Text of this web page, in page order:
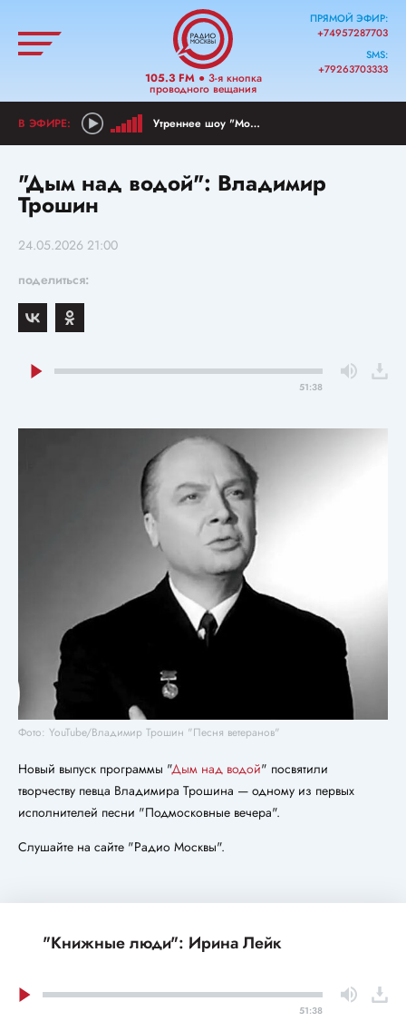
105.3 FM● 3-я кнопка
проводного вещания
ПРЯМОЙ ЭФИР:
+74957287703
SMS:
+79263703333
Утреннее шоу "Мой район"
"Дым над водой": Владимир
Трошин
24.05.2026 21:00
поделиться:
51:38
Фото: YouTube/Владимир Трошин "Песня ветеранов"
Новый выпуск программы "Дым над водой" посвятили
творчеству певца Владимира Трошина — одному из первых
исполнителей песни "Подмосковные вечера".
Слушайте на сайте "Радио Москвы".
"Книжные люди": Ирина Лейк
51:38